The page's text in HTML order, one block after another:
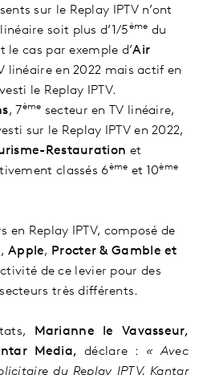
sur le Replay IPTV n’ont
soit plus d’1/5ème du
le cas par exemple d’Air
linéaire en 2022 mais actif en
le Replay IPTV.
, 7ème secteur en TV linéaire,
sur le Replay IPTV en 2022,
Restauration et
classés 6ème et 10ème
en Replay IPTV, composé de
, Apple, Procter & Gamble et
de ce levier pour des
très différents.
Marianne le Vavasseur,
Media, déclare : « Avec
du Replay IPTV, Kantar